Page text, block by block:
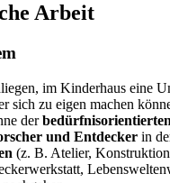
Arbeit
im Kinderhaus eine
sich zu eigen machen
der
und Entdecker in
(z. B. Atelier,